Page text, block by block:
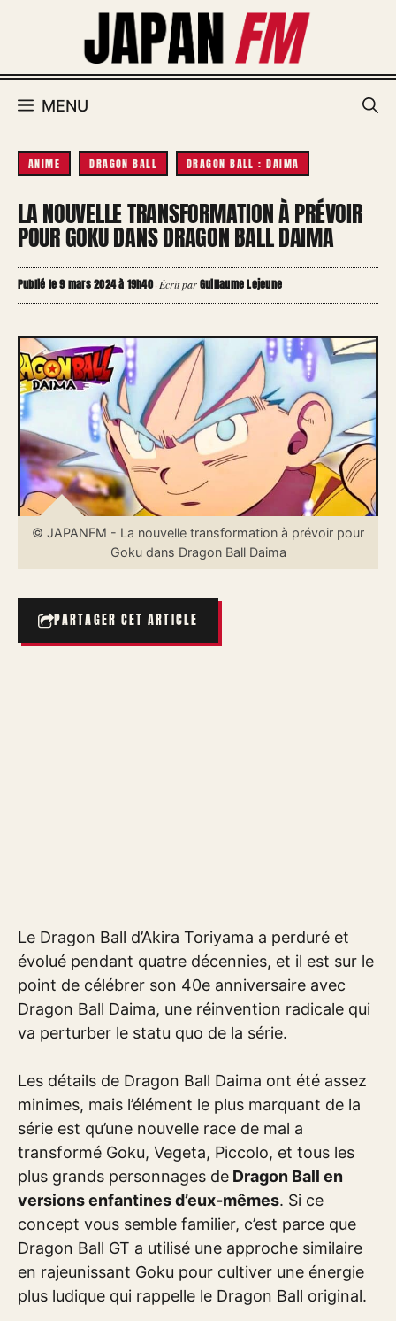
MENU
ANIME DRAGON BALL DRAGON BALL : DAIMA
LA NOUVELLE TRANSFORMATION À PRÉVOIR
POUR GOKU DANS DRAGON BALL DAIMA
Publié le 9 mars 2024 à 19h40·Écrit parGuillaume Lejeune
© JAPANFM - La nouvelle transformation à prévoir pour
Goku dans Dragon Ball Daima
PARTAGER CET ARTICLE
Le Dragon Ball d’Akira Toriyama a perduré et
évolué pendant quatre décennies, et il est sur le
point de célébrer son 40e anniversaire avec
Dragon Ball Daima, une réinvention radicale qui
va perturber le statu quo de la série.
Les détails de Dragon Ball Daima ont été assez
minimes, mais l’élément le plus marquant de la
série est qu’une nouvelle race de mal a
transformé Goku, Vegeta, Piccolo, et tous les
plus grands personnages de Dragon Ball en
versions enfantines d’eux-mêmes. Si ce
concept vous semble familier, c’est parce que
Dragon Ball GT a utilisé une approche similaire
en rajeunissant Goku pour cultiver une énergie
plus ludique qui rappelle le Dragon Ball original.